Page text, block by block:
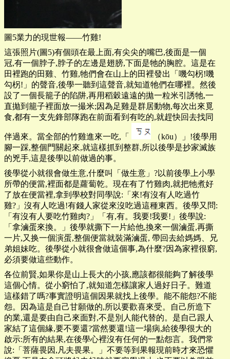
圖5業力的現世報——竹雞!
這張照片(圖5)有個頭在最上面,有尖尖的嘴巴,後面是一個
冠,有一個脖子,脖子的左邊是翅膀,下面是牠的胸腔。這是在
田裡跑的田雞、竹雞,牠們會在山上的田裡發出「嘰勾柺!嘰
勾柺!」的聲音,後學一聽到這聲音,就知道牠們在哪裡。然後
設了一個長籠子的陷阱,再用稻穀遠遠的拋一粒米引誘牠,一
直拋到籠子裡面放一撮米;因為足雞是群居動物,每次出來覓
食,都有一支先鋒部隊跑在前面看到有吃的,就趕快回去找同
伴過來。當全部的竹雞進來一吃,「
（kōu）」!後學用
腳一踩,整個門關起來,就這樣抓到整群,所以後學是抄家滅族
的兇手,這是後學以前做過的事。
後學從小就很會做生意,什麼叫「做生意」?以前後學上小學
所帶的便當,裡面都是蘿蔔乾。現在有了竹雞肉,就把牠煮好
了放在便當裡,拿到學校對同學說:「來!有沒有人吃過竹
雞?」沒有人吃過!有錢人家從來沒吃過這種東西。後學又問:
「有沒有人要吃竹雞肉?」「有,有。我要!我要!」後學說:
「拿滷蛋來換。」後學就撕下一片給他,換來一個滷蛋,再撕
一片,又换一個演蛋,整個便當就裝滿滷蛋, 帶回去給媽媽、兄
弟姐妹吃。後學從小就很會做這個事,為什麼?因為家裡很窮,
必須要做這些動作。
各位前賢,如果你是山上長大的小孩,應該都很能夠了解後學
這個心情。從小窮怕了,就知道怎樣讓家人過好日子。難道
這樣錯了嗎?事實證明這個因果就找上後學。能不能怨?不能
怨。因為這是自己甘願做的,所以要歡喜來受。自己所造下
的業,還是要由自己來面對,不是別人能代替的。是自己跟人
家結了這個緣,要不要還?當然要還!這一場病,給後學很大的
啟示:所有的結果,在後學心裡沒有任何的一點怨言。我們常
說:「菩薩畏因,凡夫畏果。」不要等到果報現前時才來恐懼